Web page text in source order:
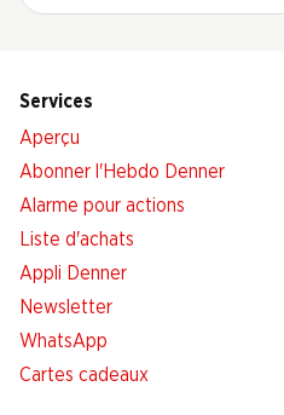
Services
Aperçu
Abonner l'Hebdo Denner
Alarme pour actions
Liste d'achats
Appli Denner
Newsletter
WhatsApp
Cartes cadeaux